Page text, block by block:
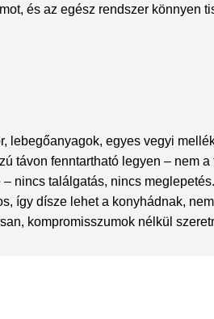
és az egész rendszer könnyen
lebegőanyagok, egyes vegyi
távon fenntartható legyen – nem
nincs találgatás, nincs meglepetés.
így dísze lehet a konyhádnak,
kompromisszumok nélkül